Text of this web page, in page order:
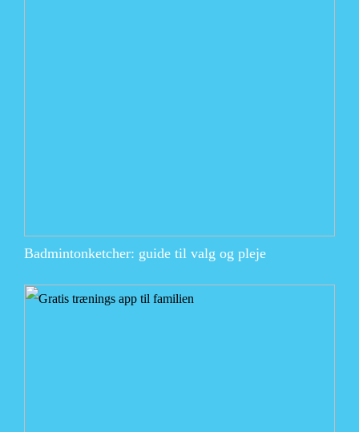
Badmintonketcher: guide til valg og pleje